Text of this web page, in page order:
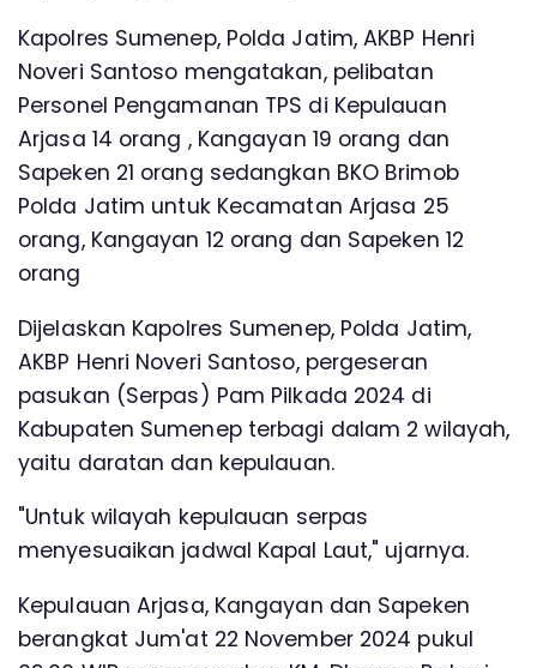
Kapolres Sumenep, Polda Jatim, AKBP Henri
Noveri Santoso mengatakan, pelibatan
Personel Pengamanan TPS di Kepulauan
Arjasa 14 orang , Kangayan 19 orang dan
Sapeken 21 orang sedangkan BKO Brimob
Polda Jatim untuk Kecamatan Arjasa 25
orang, Kangayan 12 orang dan Sapeken 12
orang
Dijelaskan Kapolres Sumenep, Polda Jatim,
AKBP Henri Noveri Santoso, pergeseran
pasukan (Serpas) Pam Pilkada 2024 di
Kabupaten Sumenep terbagi dalam 2 wilayah,
yaitu daratan dan kepulauan.
"Untuk wilayah kepulauan serpas
menyesuaikan jadwal Kapal Laut," ujarnya.
Kepulauan Arjasa, Kangayan dan Sapeken
berangkat Jum'at 22 November 2024 pukul